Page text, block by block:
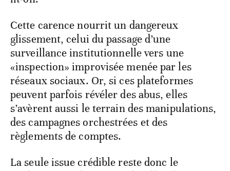
Cette carence nourrit un dangereux
glissement, celui du passage d’une
surveillance institutionnelle vers une
«inspection» improvisée menée par les
réseaux sociaux. Or, si ces plateformes
peuvent parfois révéler des abus, elles
s’avèrent aussi le terrain des manipulations,
des campagnes orchestrées et des
règlements de comptes.
La seule issue crédible reste donc le